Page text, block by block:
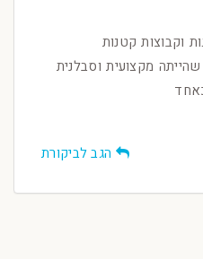
וקבוצות קטנות
מקצועית וסבלנית
הגב לביקורת